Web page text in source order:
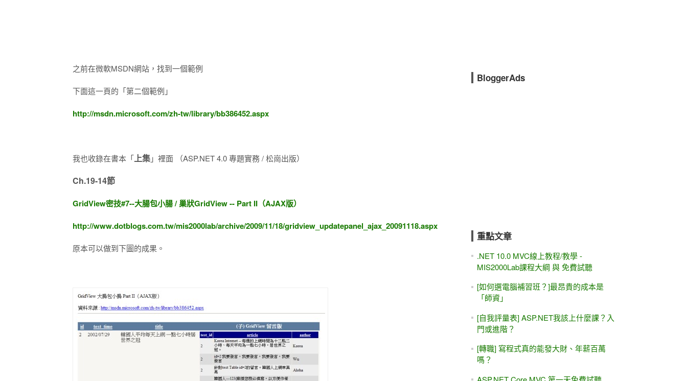
之前在微軟MSDN網站，找到一個範例
下面這一頁的「第二個範例」
http://msdn.microsoft.com/zh-tw/library/bb386452.aspx
我也收錄在書本「 上集」裡面 （ASP.NET 4.0 專題實務 / 松崗出版）
Ch.19-14節
GridView密技#7--大腸包小腸 / 巢狀GridView -- Part II（AJAX版）
http://www.dotblogs.com.tw/mis2000lab/archive/2009/11/18/gridview_updatepanel_ajax_20091118.aspx
原本可以做到下圖的成果。
BloggerAds
重點文章
.NET 10.0 MVC線上教程/教學 -
MIS2000Lab課程大綱 與 免費試聽
[如何選電腦補習班？]最昂貴的成本是
「師資」
[自我評量表] ASP.NET我該上什麼課？入
門或進階？
[轉職] 寫程式真的能發大財、年薪百萬
嗎？